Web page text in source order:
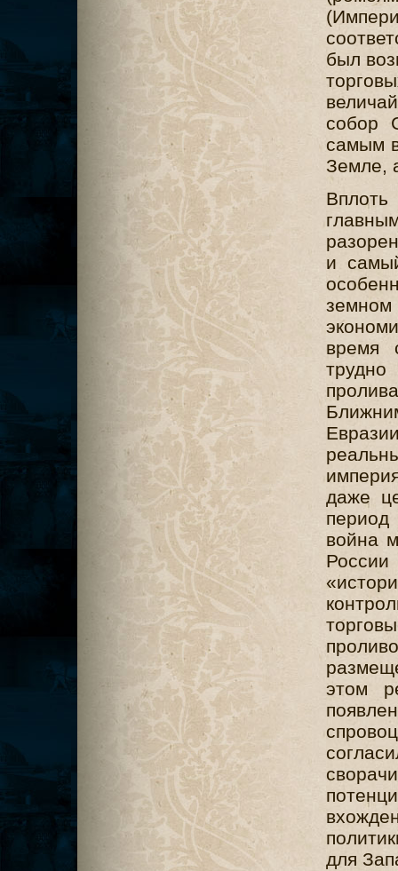
был
собор
самым
Земле,
и
время
даже
война
этом
для